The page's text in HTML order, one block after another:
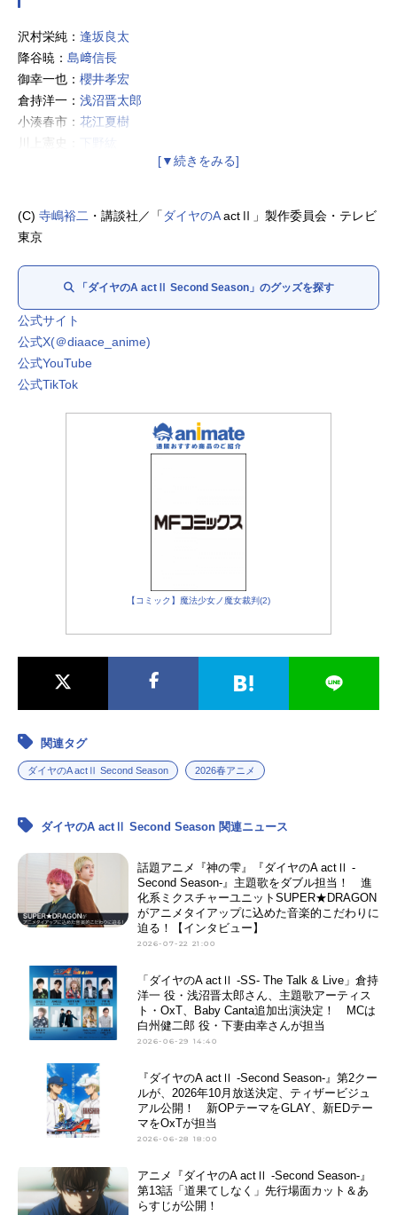
沢村栄純： 逢坂良太
降谷暁： 島﨑信長
御幸一也： 櫻井孝宏
倉持洋一： 浅沼晋太郎
小湊春市： 花江夏樹
川上憲史：
麻生尊： 村田太志
渡辺久志：
東条秀明：蒼井翔太
奥村光舟：
内田雄馬
結城将司：武内駿輔
瀬戸拓馬：
山下大輝
由井薫：村瀬歩
浅田浩文：
浪川大輔
KENN
山岡陸：熊谷健太郎
矢部浩二：宮崎貴宜
多田野樹：
轟雷市：小野賢章
真田俊平：神谷浩史
三島優太：鈴木達央
轟雷蔵：西凜太朗
田原利彦：加藤亮夫
千丸浩二：宮田俊哉
（Kis-My-Ft2）
卜部昂也：仲村宗悟
柳楽宗一：田丸篤志
(C) 寺嶋裕二 ・講談社／「 ダイヤのAactⅡ」製作委員会・テレビ
東京
「ダイヤのA actⅡ Second Season」のグッズを探す
公式サイト
公式X(＠diaace_anime)
公式YouTube
公式TikTok
【コミック】魔法少女ノ魔女裁判(2)
関連タグ
ダイヤのA actⅡ Second Season 2026春アニメ
ダイヤのA actⅡ Second Season 関連ニュース
話題アニメ『神の雫』『ダイヤのA actⅡ -
Second Season-』主題歌をダブル担当！ 進
化系ミクスチャーユニットSUPER★DRAGON
がアニメタイアップに込めた音楽的こだわりに
迫る！【インタビュー】
2026-07-22 21:00
「ダイヤのA actⅡ -SS- The Talk & Live」倉持
洋一 役・浅沼晋太郎さん、主題歌アーティス
ト・OxT、Baby Canta追加出演決定！ MCは
白州健二郎 役・下妻由幸さんが担当
2026-06-29 14:40
『ダイヤのA actⅡ -Second Season-』第2クー
ルが、2026年10月放送決定、ティザービジュ
アル公開！ 新OPテーマをGLAY、新EDテー
マをOxTが担当
2026-06-28 18:00
アニメ『ダイヤのA actⅡ -Second Season-』
第13話「道果てしなく」先行場面カット＆あ
らすじが公開！